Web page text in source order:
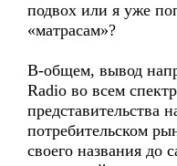
подвох или я уже
«матрасам»?
В-общем, вывод
Radio во всем
представительства
потребительском
своего названия до